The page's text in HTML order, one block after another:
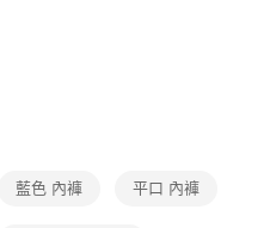
運費
藍色 內褲 平口 內褲